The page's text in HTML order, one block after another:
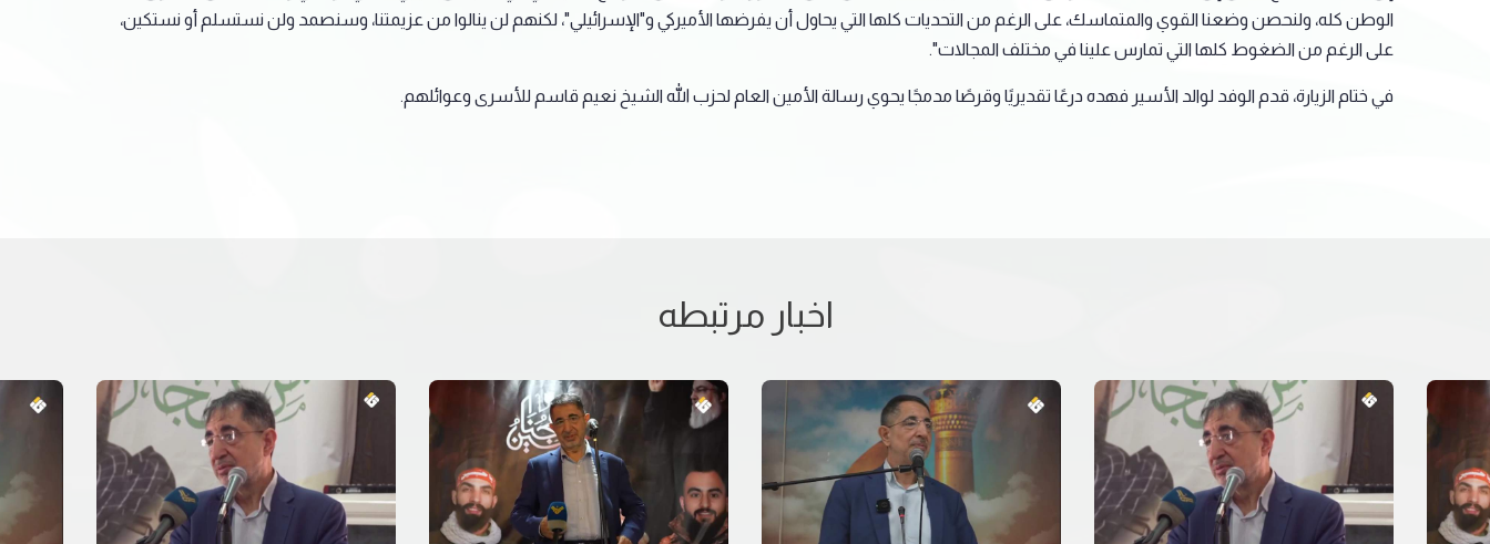
الوطن كله، ولنحصن وضعنا القوي والمتماسك، على الرغم من التحديات كلها التي يحاول أن يفرضها الأميركي و"الإسرائيلي"، لكنهم لن ينالوا من عزيمتنا، وسنصمد ولن نستسلم أو نستكين،
على الرغم من الضغوط كلها التي تمارس علينا في مختلف المجالات".
في ختام الزيارة، قدم الوفد لوالد الأسير فهده درعًا تقديريًا وقرصًا مدمجًا يحوي رسالة الأمين العام لحزب الله الشيخ نعيم قاسم للأسرى وعوائلهم.
اخبار مرتبطه